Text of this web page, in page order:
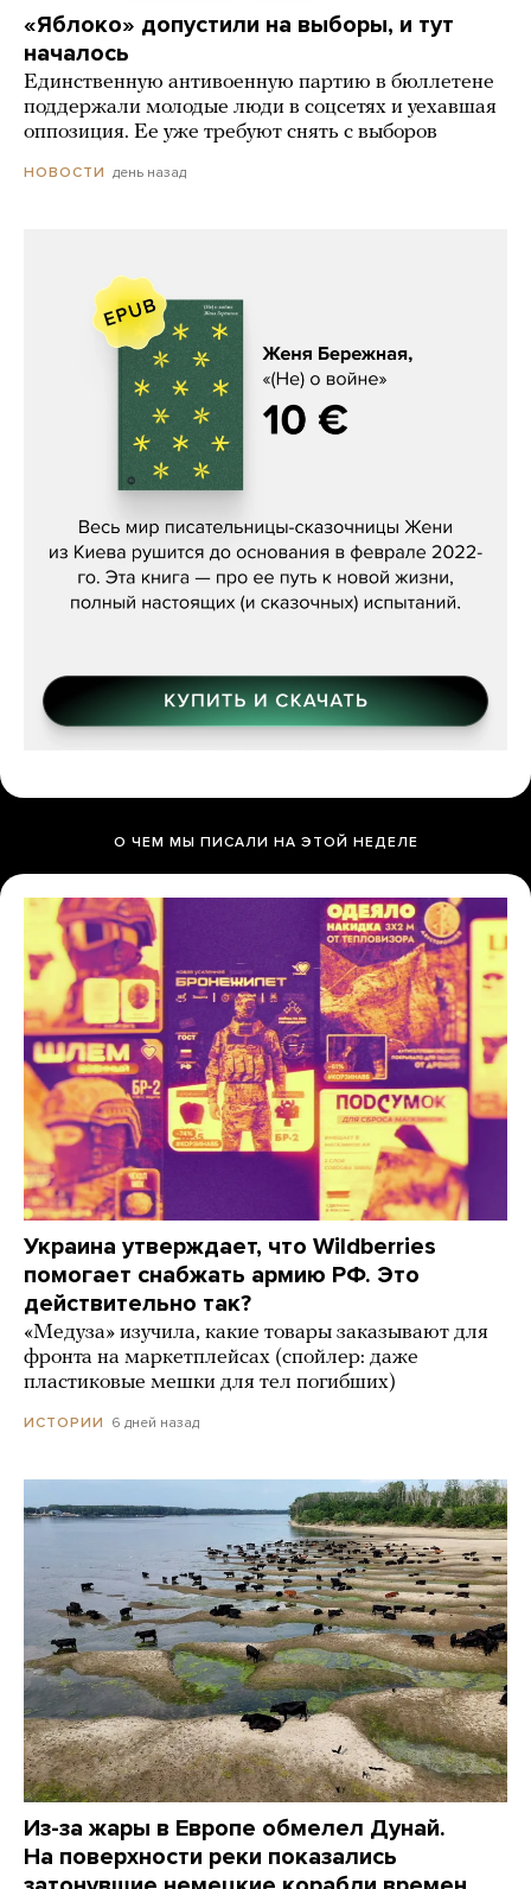
«Яблоко» допустили на выборы, и тут
началось
Единственную антивоенную партию в бюллетене
поддержали молодые люди в соцсетях и уехавшая
оппозиция. Ее уже требуют снять с выборов
НОВОСТИ день назад
Женя Бережная, «(Не) о войне»
О ЧЕМ МЫ ПИСАЛИ НА ЭТОЙ НЕДЕЛЕ
Украина утверждает, что Wildberries
помогает снабжать армию РФ. Это
действительно так?
«Медуза» изучила, какие товары заказывают для
фронта на маркетплейсах (спойлер: даже
пластиковые мешки для тел погибших)
ИСТОРИИ 6 дней назад
Из-за жары в Европе обмелел Дунай.
На поверхности реки показались